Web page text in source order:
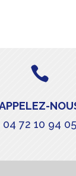

04 72 10 94 05